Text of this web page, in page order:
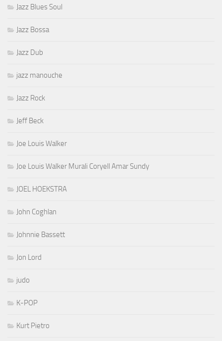
Jazz Blues Soul
Jazz Bossa
Jazz Dub
jazz manouche
Jazz Rock
Jeff Beck
Joe Louis Walker
Joe Louis Walker Murali Coryell Amar Sundy
JOEL HOEKSTRA
John Coghlan
Johnnie Bassett
Jon Lord
judo
K-POP
Kurt Pietro